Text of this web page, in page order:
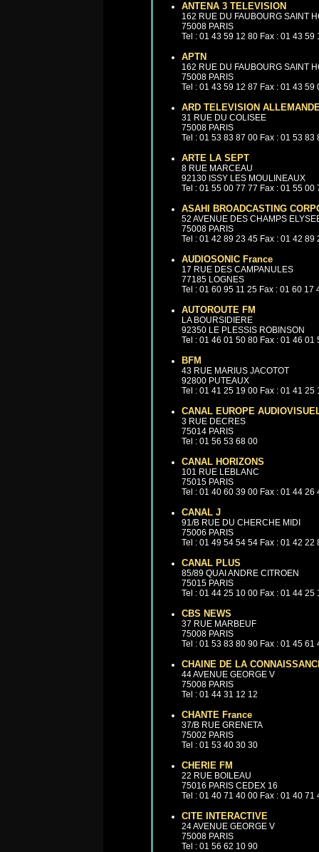
ANTENA 3 TELEVISION
162 RUE DU FAUBOURG SAINT
75008 PARIS
Tel : 01 43 59 12 80 Fax : 01 43 59
APTN
162 RUE DU FAUBOURG SAINT
75008 PARIS
Tel : 01 43 59 12 87 Fax : 01 43 59
ARD TELEVISION
31 RUE DU COLISEE
75008 PARIS
Tel : 01 53 83 87 00 Fax : 01 53 83
ARTE LA SEPT
8 RUE MARCEAU
92130 ISSY LES MOULINEAUX
Tel : 01 55 00 77 77 Fax : 01 55 00
ASAHI BROADCASTING
52 AVENUE DES CHAMPS
75008 PARIS
Tel : 01 42 89 23 45 Fax : 01 42 89
AUDIOSONIC France
17 RUE DES CAMPANULES
77185 LOGNES
Tel : 01 60 95 11 25 Fax : 01 60 17
AUTOROUTE FM
LA BOURSIDIERE
92350 LE PLESSIS ROBINSON
Tel : 01 46 01 50 80 Fax : 01 46 01
BFM
43 RUE MARIUS JACOTOT
92800 PUTEAUX
Tel : 01 41 25 19 00 Fax : 01 41 25
CANAL EUROPE
3 RUE DECRES
75014 PARIS
Tel : 01 56 53 68 00
CANAL HORIZONS
101 RUE LEBLANC
75015 PARIS
Tel : 01 40 60 39 00 Fax : 01 44 26
CANAL J
91/B RUE DU CHERCHE MIDI
75006 PARIS
Tel : 01 49 54 54 54 Fax : 01 42 22
CANAL PLUS
85/89 QUAI ANDRE CITROEN
75015 PARIS
Tel : 01 44 25 10 00 Fax : 01 44 25
CBS NEWS
37 RUE MARBEUF
75008 PARIS
Tel : 01 53 83 80 90 Fax : 01 45 61
CHAINE DE LA
44 AVENUE GEORGE V
75008 PARIS
Tel : 01 44 31 12 12
CHANTE France
37/B RUE GRENETA
75002 PARIS
Tel : 01 53 40 30 30
CHERIE FM
22 RUE BOILEAU
75016 PARIS CEDEX 16
Tel : 01 40 71 40 00 Fax : 01 40 71
CITE INTERACTIVE
24 AVENUE GEORGE V
75008 PARIS
Tel : 01 56 62 10 90